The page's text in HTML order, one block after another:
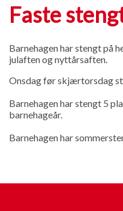
Faste
Barnehagen har stengt på
julaften og nyttårsaften.
Onsdag før skjærtorsdag
Barnehagen har stengt 5
barnehageår.
Barnehagen har